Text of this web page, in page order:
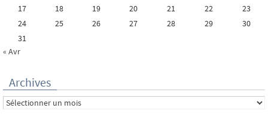
17
18 19 20 21 22
23
24
25 26 27 28 29
30
31
« Avr
Archives
Archives